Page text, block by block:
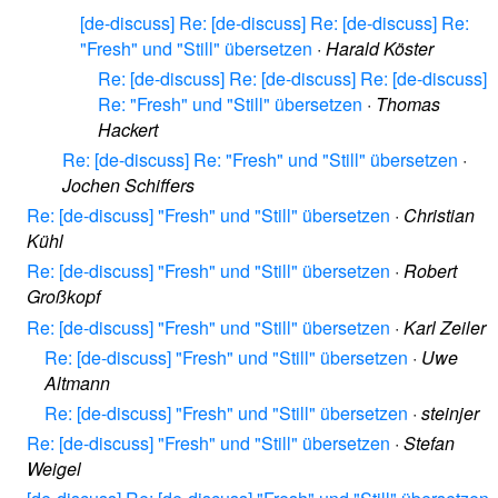
[de-discuss] Re: [de-discuss] Re: [de-discuss] Re:
"Fresh" und "Still" übersetzen · Harald Köster
Re: [de-discuss] Re: [de-discuss] Re: [de-discuss]
Re: "Fresh" und "Still" übersetzen · Thomas
Hackert
Re: [de-discuss] Re: "Fresh" und "Still" übersetzen ·
Jochen Schiffers
Re: [de-discuss] "Fresh" und "Still" übersetzen · Christian
Kühl
Re: [de-discuss] "Fresh" und "Still" übersetzen · Robert
Großkopf
Re: [de-discuss] "Fresh" und "Still" übersetzen · Karl Zeiler
Re: [de-discuss] "Fresh" und "Still" übersetzen · Uwe
Altmann
Re: [de-discuss] "Fresh" und "Still" übersetzen · steinjer
Re: [de-discuss] "Fresh" und "Still" übersetzen · Stefan
Weigel